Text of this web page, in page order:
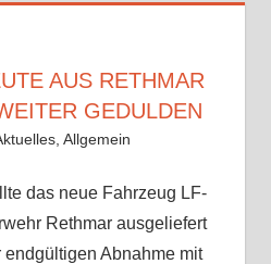
AUS RETHMAR
GEDULDEN
Nolle
, Allgemein
das neue Fahrzeug LF-
Rethmar ausgeliefert
Abnahme mit